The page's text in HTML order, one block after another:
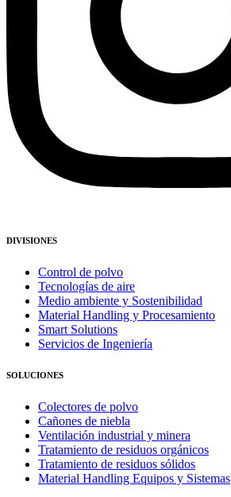
DIVISIONES
Control de polvo
Tecnologías de aire
Medio ambiente y Sostenibilidad
Material Handling y Procesamiento
Smart Solutions
Servicios de Ingeniería
SOLUCIONES
Colectores de polvo
Cañones de niebla
Ventilación industrial y minera
Tratamiento de residuos orgánicos
Tratamiento de residuos sólidos
Material Handling Equipos y Sistemas